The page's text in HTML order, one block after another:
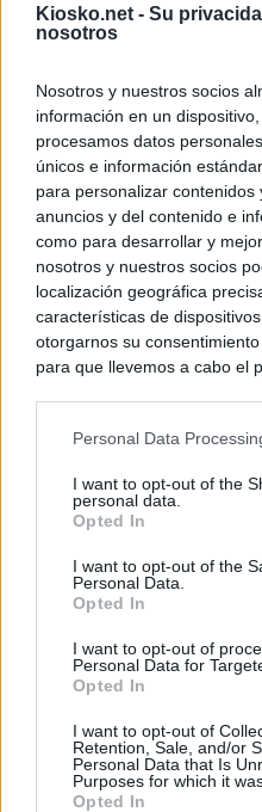
Kiosko.net - Su
nosotros
Nosotros y nuestros socios
información en un
procesamos datos
únicos e información
para personalizar
anuncios y del contenido e
como para desarrollar y
nosotros y nuestros socios
localización geográfica
características de
otorgarnos su
para que llevemos a cabo el
negar su consentimiento.
de su consentimiento, pero
rechazar tal procesamiento.
cualquier momento entrando
visitando nuestra política de
Personal Data
I want to opt-out of the
personal data.
Opted In
I want to opt-out of the
Personal Data.
Opted In
I want to opt-out of
Personal Data for
Opted In
I want to opt-out of
Retention, Sale, and/or
Personal Data that Is
Purposes for which it
Opted In